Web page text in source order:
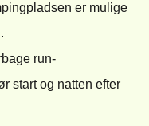
er mulige
run-
start og natten efter